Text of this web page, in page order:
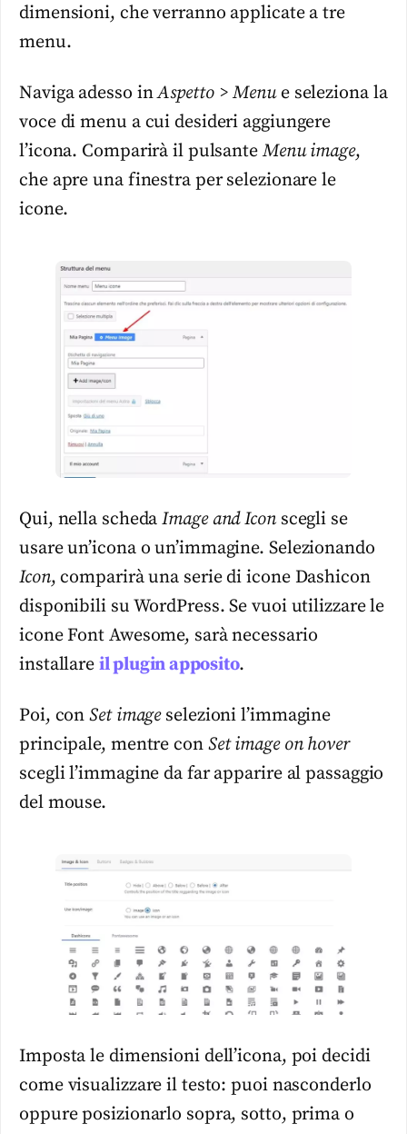
dimensioni, che verranno applicate a tre
menu.
Naviga adesso inAspetto > Menue seleziona la
voce di menu a cui desideri aggiungere
l’icona. Comparirà il pulsante Menu image,
che apre una finestra per selezionare le
icone.
Qui, nella schedaImage and Iconscegli se
usare un’icona o un’immagine. Selezionando
Icon, comparirà una serie di icone Dashicon
disponibili su WordPress. Se vuoi utilizzare le
icone Font Awesome, sarà necessario
installare il plugin apposito.
Poi, conSet imageselezioni l’immagine
principale, mentre con Set image on hover
scegli l’immagine da far apparire al passaggio
del mouse.
Imposta le dimensioni dell’icona, poi decidi
come visualizzare il testo: puoi nasconderlo
oppure posizionarlo sopra, sotto, prima o